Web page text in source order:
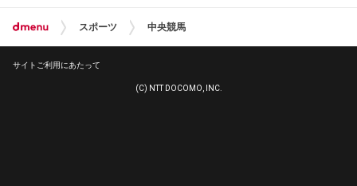
スポーツ 中央競馬
サイトご利用にあたって
(C) NTT DOCOMO, INC.